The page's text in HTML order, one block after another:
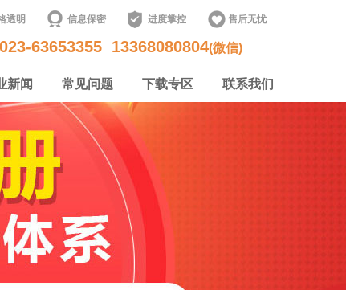
透明 信息保密 进度掌控 售后无忧
023-63653355 13368080804(微信)
新闻 常见问题 下载专区 联系我们